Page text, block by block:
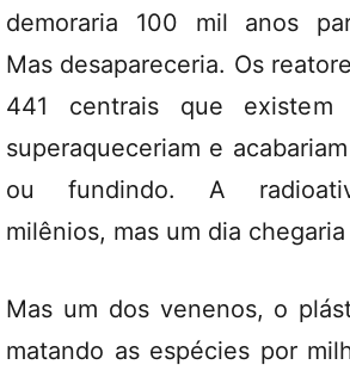
demoraria 100 mil anos
Mas desapareceria. Os
441 centrais que
superaqueceriam e
ou fundindo. A
milênios, mas um dia
Mas um dos venenos, o
matando as espécies por